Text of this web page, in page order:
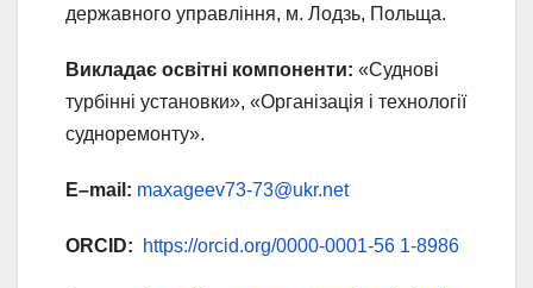
державного управління, м. Лодзь, Польща.
Викладає освітні компоненти: «Суднові
турбінні установки», «Організація і технології
судноремонту».
E–mail : maxageev73-73@ukr.net
ORCID: https://orcid.org/0000-0001-56 1-8986